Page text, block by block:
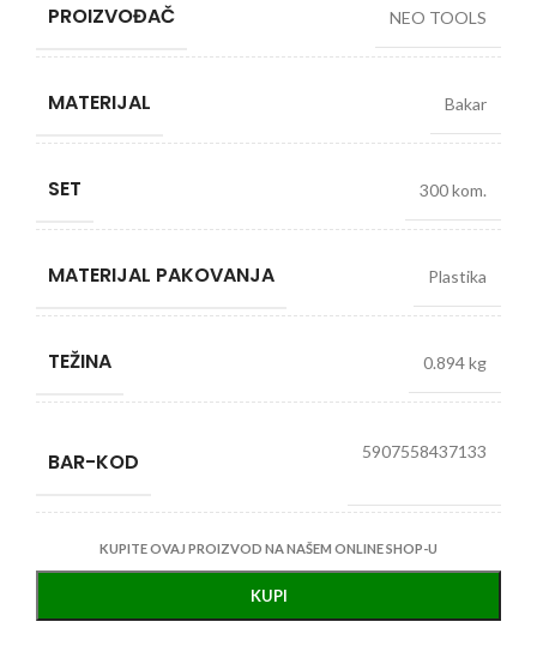
PROIZVOĐAČ NEO TOOLS
MATERIJAL Bakar
SET 300 kom.
MATERIJAL PAKOVANJA Plastika
TEŽINA 0.894 kg
BAR-KOD 5907558437133
KUPITE OVAJ PROIZVOD NA NAŠEM ONLINE SHOP-U
KUPI